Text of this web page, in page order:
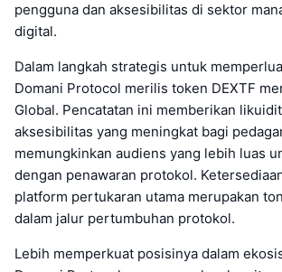
pengguna dan aksesibilitas di sektor
digital.
Dalam langkah strategis untuk
Domani Protocol merilis token DEXTF
Global. Pencatatan ini memberikan
aksesibilitas yang meningkat bagi
memungkinkan audiens yang lebih luas
dengan penawaran protokol.
platform pertukaran utama merupakan
dalam jalur pertumbuhan protokol.
Lebih memperkuat posisinya dalam